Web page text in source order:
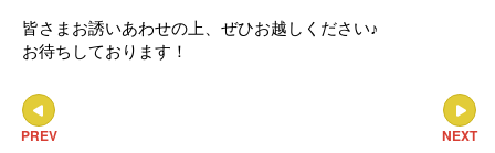
皆さまお誘いあわせの上、ぜひお越しください♪
お待ちしております！
NEXT
PREV